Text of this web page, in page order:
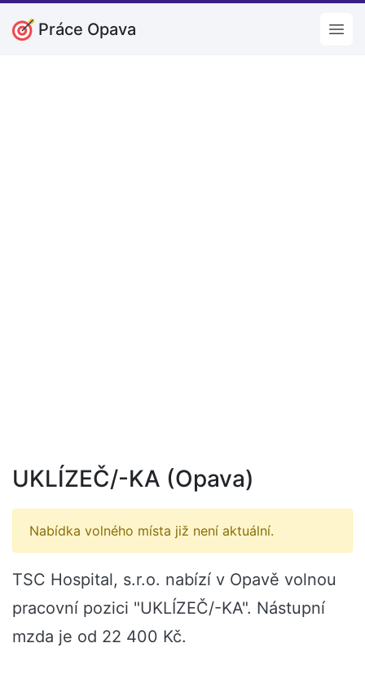
Práce Opava
UKLÍZEČ/-KA (Opava)
Nabídka volného místa již není aktuální.
TSC Hospital, s.r.o. nabízí v Opavě volnou
pracovní pozici "UKLÍZEČ/-KA". Nástupní
mzda je od 22 400 Kč.